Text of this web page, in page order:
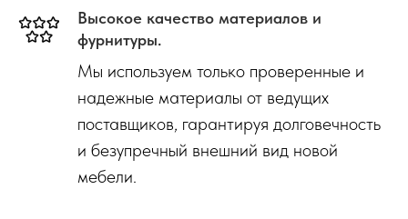
Высокое качество материалов и
фурнитуры.
Мы используем только проверенные и
надежные материалы от ведущих
поставщиков, гарантируя долговечность
и безупречный внешний вид новой
мебели.